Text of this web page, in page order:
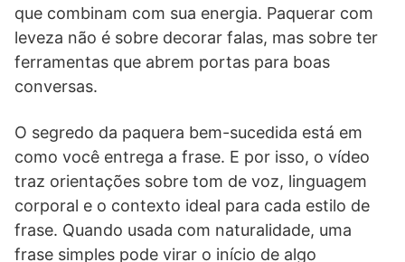
que combinam com sua energia. Paquerar com
leveza não é sobre decorar falas, mas sobre ter
ferramentas que abrem portas para boas
conversas.
O segredo da paquera bem-sucedida está em
como você entrega a frase. E por isso, o vídeo
traz orientações sobre tom de voz, linguagem
corporal e o contexto ideal para cada estilo de
frase. Quando usada com naturalidade, uma
frase simples pode virar o início de algo